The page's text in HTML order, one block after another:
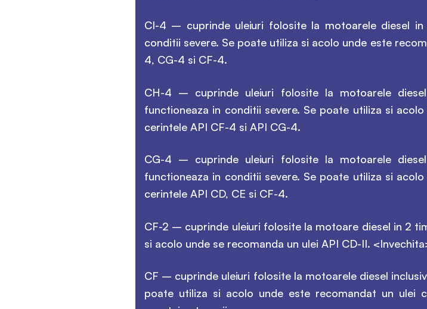
CI-4 – cuprinde uleiuri folosite la motoarele diesel
conditii severe. Se poate utiliza si acolo unde este
4, CG-4 si CF-4.
CH-4 – cuprinde uleiuri folosite la motoarele
functioneaza in conditii severe. Se poate utiliza si
cerintele API CF-4 si API CG-4.
CG-4 – cuprinde uleiuri folosite la motoarele
functioneaza in conditii severe. Se poate utiliza si
cerintele API CD, CE si CF-4.
CF-2 – cuprinde uleiuri folosite la motoare diesel in 2
si acolo unde se recomanda un ulei API CD-II.
CF – cuprinde uleiuri folosite la motoarele diesel
poate utiliza si acolo unde este recomandat un ulei